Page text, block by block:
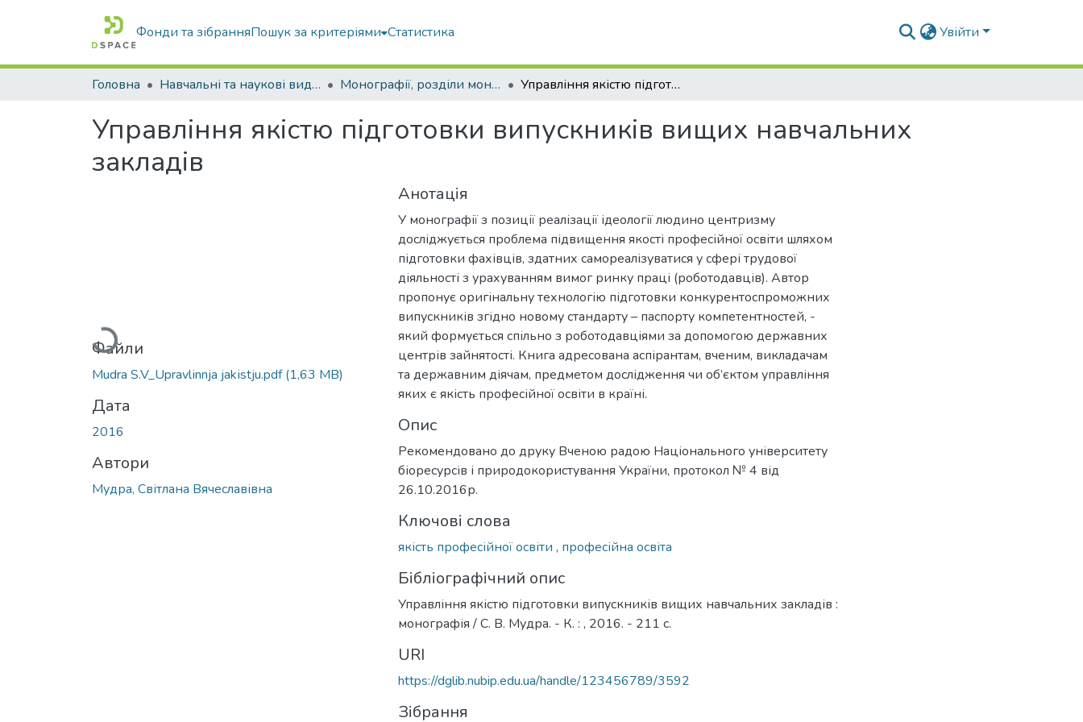
Фонди та зібранняПошук за критеріями Статистика Увійти
Головна Навчальні та наукові видання Монографії, розділи монографій, доповіді Управління якістю підготовки випускників вищих навчальних закладів
Управління якістю підготовки випускників вищих навчальних
закладів
Вантажиться...
Файли
Mudra S.V_Upravlіnnja jakіstju.pdf(1,63 MB)
Дата
2016
Автори
Мудра, Світлана Вячеславівна
Анотація
У монографії з позиції реалізації ідеології людино центризму
досліджується проблема підвищення якості професійної освіти шляхом
підготовки фахівців, здатних самореалізуватися у сфері трудової
діяльності з урахуванням вимог ринку праці (роботодавців). Автор
пропонує оригінальну технологію підготовки конкурентоспроможних
випускників згідно новому стандарту – паспорту компетентностей, -
який формується спільно з роботодавціями за допомогою державних
центрів зайнятості. Книга адресована аспірантам, вченим, викладачам
та державним діячам, предметом дослідження чи об’єктом управління
яких є якість професійної освіти в країні.
Опис
Рекомендовано до друку Вченою радою Національного університету
біоресурсів і природокористування України, протокол № 4 від
26.10.2016р.
Ключові слова
якість професійної освіти , професійна освіта
Бібліографічний опис
Управління якістю підготовки випускників вищих навчальних закладів :
монографія / С. В. Мудра. - К. : , 2016. - 211 с.
URI
https://dglib.nubip.edu.ua/handle/123456789/3592
Зібрання